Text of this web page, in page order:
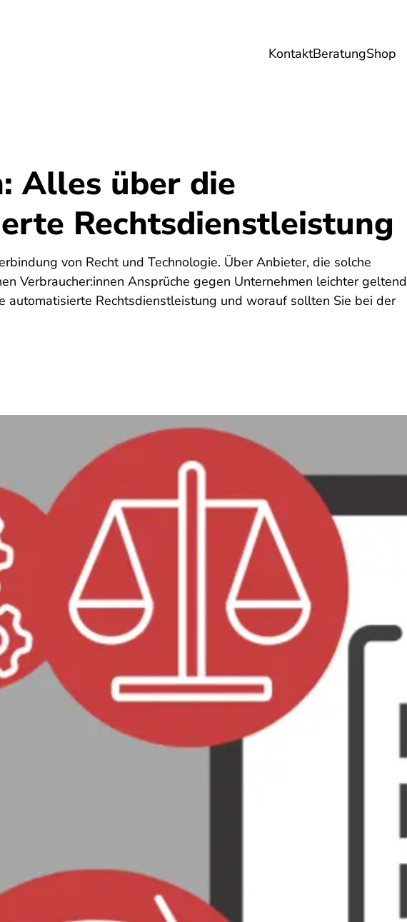
KontaktBeratungShop
Reise Verträge
Alles über die
Rechtsdienstleistung
von Recht und Technologie. Über Anbieter, die solche
Verbraucher:innen Ansprüche gegen Unternehmen leichter geltend
automatisierte Rechtsdienstleistung und worauf sollten Sie bei der